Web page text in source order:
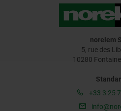
norelem
5, rue des
10280
+33 3 25